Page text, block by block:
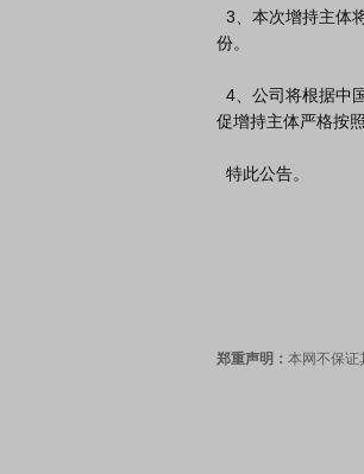
份。
促增持主体严格按
郑重声明： 本网不保证